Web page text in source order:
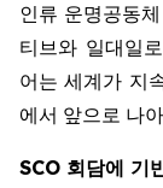
인류 운명공동
티브와 일대일
어는 세계가 지
에서 앞으로 나
SCO 회담에 기